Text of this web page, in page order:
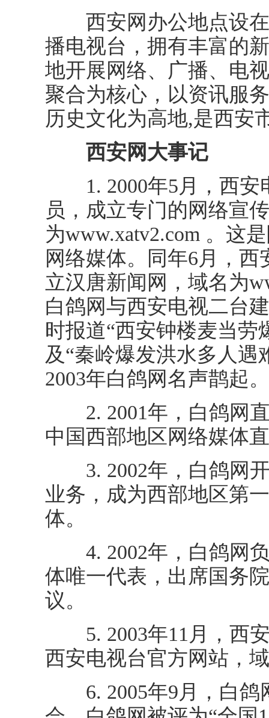
西安网办公地点设在
播电视台，拥有丰富的
地开展网络、广播、电
聚合为核心，以资讯服
历史文化为高地,是西安
西安网大事记
1. 2000年5月，西安
员，成立专门的网络宣
为www.xatv2.com 。这
网络媒体。同年6月，
立汉唐新闻网，域名为
白鸽网与西安电视二台
时报道“西安钟楼麦当劳
及“秦岭爆发洪水多人遇
2003年白鸽网名声鹊起。
2. 2001年，白鸽网直
中国西部地区网络媒体
3. 2002年，白鸽网开
业务，成为西部地区第
体。
4. 2002年，白鸽网负
体唯一代表，出席国务
议。
5. 2003年11月，西安
西安电视台官方网站，
6. 2005年9月，白鸽